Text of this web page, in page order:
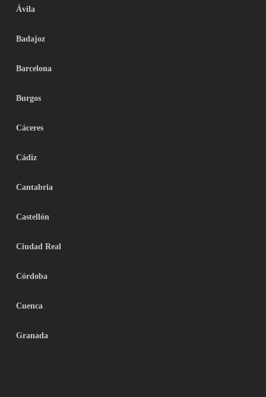
Ávila
Badajoz
Barcelona
Burgos
Cáceres
Cádiz
Cantabria
Castellón
Ciudad Real
Córdoba
Cuenca
Granada